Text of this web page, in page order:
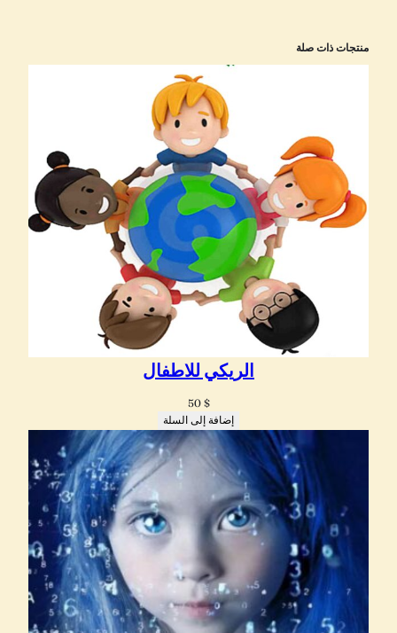
منتجات ذات صلة
الريكي للاطفال
50 $
إضافة إلى السلة